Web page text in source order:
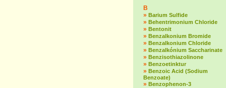
B
» Barium Sulfide
» Behentrimonium Chloride
» Bentonit
» Benzalkonium Bromide
» Benzalkonium Chloride
» Benzalkónium Saccharinate
» Benzisothiazolinone
» Benzoetinktur
» Benzoic Acid (Sodium
Benzoate)
» Benzophenon-3